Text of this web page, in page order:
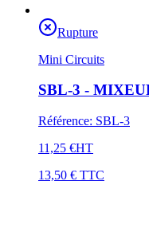
Rupture
Mini Circuits
SBL-3 -
Référence: SBL-3
11,25 €HT
13,50 € TTC